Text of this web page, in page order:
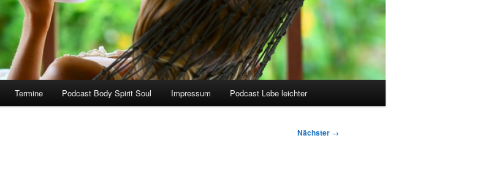
Termine Podcast Body Spirit Soul Impressum Podcast Lebe leichter
Nächster →